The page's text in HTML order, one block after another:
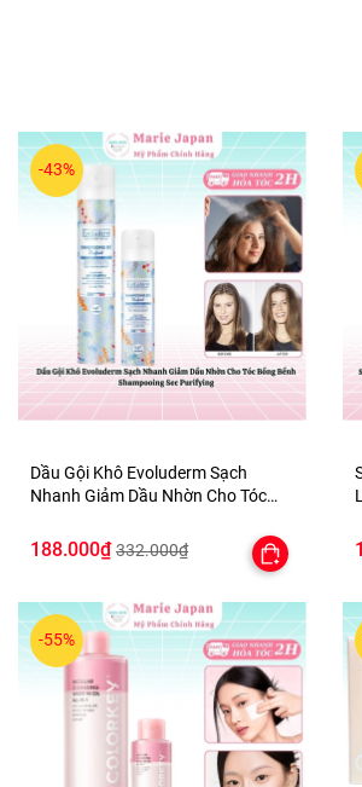
-43%
Dầu Gội Khô Evoluderm Sạch
Nhanh Giảm Dầu Nhờn Cho Tóc
Purifying
188.000₫ 332.000₫
-55%